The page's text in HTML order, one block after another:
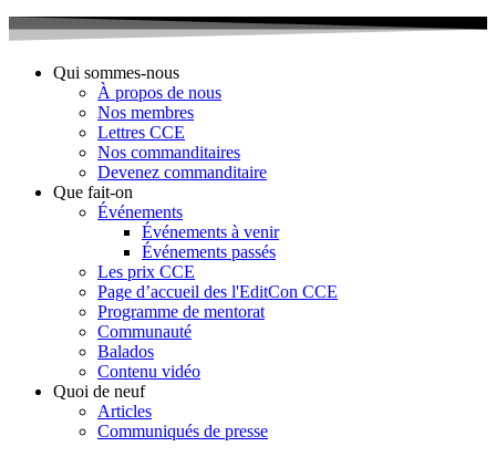
Qui sommes-nous
À propos de nous
Nos membres
Lettres CCE
Nos commanditaires
Devenez commanditaire
Que fait-on
Événements
Événements à venir
Événements passés
Les prix CCE
Page d’accueil des l'EditCon CCE
Programme de mentorat
Communauté
Balados
Contenu vidéo
Quoi de neuf
Articles
Communiqués de presse